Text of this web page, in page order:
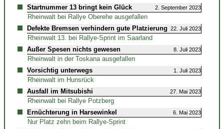
Startnummer 13 bringt kein Glück
2. September 2023
Rheinwalt bei Rallye Oberehe ausgefallen
Defekte Bremsen verhindern gute Platzierung 22. Juli 2023
Rheinwalt 13. bei Rallye-Sprint im Saarland
Außer Spesen nichts gewesen
8. Juli 2023
Rheinwalt in der Toskana ausgefallen
Vorsichtig unterwegs
1. Juli 2023
Rheinwalt im Hunsrück
Ausfall im Mitsubishi
27. Mai 2023
Rheinwalt bei Rallye Potzberg
Ernüchterung in Harsewinkel
6. Mai 2023
Nur Platz zehn beim Rallye-Sprint